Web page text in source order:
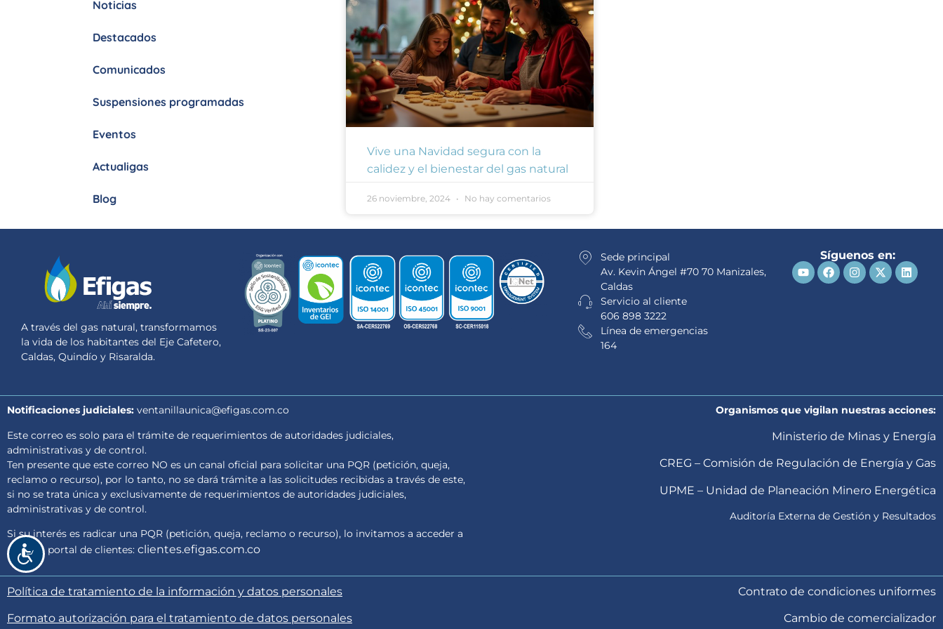
F10
accesibilidad.
Accesibilidad
Noticias
Destacados
Comunicados
Suspensiones programadas
Eventos
Actualigas
Blog
Vive una Navidad segura con la
calidez y el bienestar del gas natural
26 noviembre, 2024 No hay comentarios
A través del gas natural, transformamos
la vida de los habitantes del Eje Cafetero,
Caldas, Quindío y Risaralda.
Sede principal
Av. Kevin Ángel #70 70 Manizales,
Caldas
Servicio al cliente
606 898 3222
Línea de emergencias
164
Síguenos en:
Notificaciones judiciales: ventanillaunica@efigas.com.co
Este correo es solo para el trámite de requerimientos de autoridades judiciales,
administrativas y de control.
Ten presente que este correo NO es un canal oficial para solicitar una PQR (petición, queja,
reclamo o recurso), por lo tanto, no se dará trámite a las solicitudes recibidas a través de este,
si no se trata única y exclusivamente de requerimientos de autoridades judiciales,
administrativas y de control.
Si su interés es radicar una PQR (petición, queja, reclamo o recurso), lo invitamos a acceder a
nuestro portal de clientes: clientes.efigas.com.co
Organismos que vigilan nuestras acciones:
Ministerio de Minas y Energía
CREG – Comisión de Regulación de Energía y Gas
UPME – Unidad de Planeación Minero Energética
Auditoría Externa de Gestión y Resultados
Política de tratamiento de la información y datos personales
Formato autorización para el tratamiento de datos personales
Contrato de condiciones uniformes
Cambio de comercializador